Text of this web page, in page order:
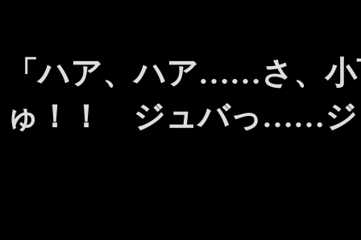
「ハア、ハア……さ、
ゅ！！ ジュバっ……ジ